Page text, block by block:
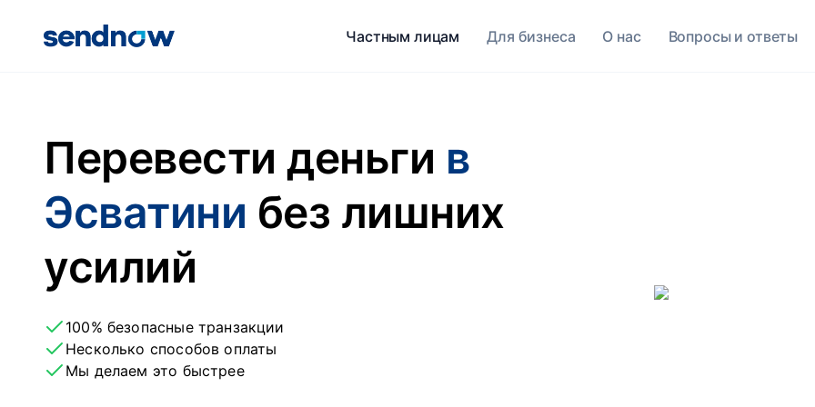
Частным лицам Для бизнеса O нас Вопросы и ответы
Перевести деньги в
Эсватини без лишних
усилий
100% безопасные транзакции
Несколько способов оплаты
Мы делаем это быстрее